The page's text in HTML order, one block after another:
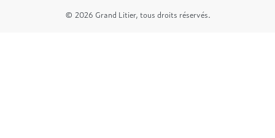
© 2026 Grand Litier, tous droits réservés.